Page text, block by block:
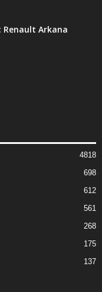
Renault Arkana
4818
698
612
561
268
175
137